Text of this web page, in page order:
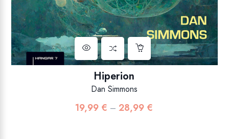
Hiperion
Dan Simmons
19,99 € – 28,99 €